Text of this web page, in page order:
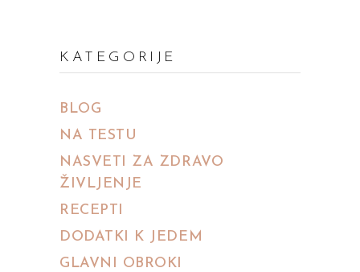
KATEGORIJE
BLOG
NA TESTU
NASVETI ZA ZDRAVO
ŽIVLJENJE
RECEPTI
DODATKI K JEDEM
GLAVNI OBROKI